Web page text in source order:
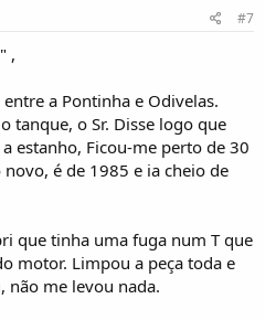
#7
,
a Pontinha e Odivelas.
tanque, o Sr. Disse logo que
estanho, Ficou-me perto de 30
é de 1985 e ia cheio de
que tinha uma fuga num T que
motor. Limpou a peça toda e
não me levou nada.